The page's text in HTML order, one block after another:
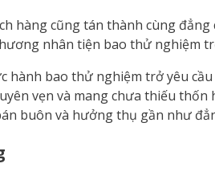
hàng cũng tán thành cùng
nhân tiện bao thử nghiệm
hành bao thử nghiệm trở yêu
vẹn và mang chưa thiếu
buôn và hưởng thụ gần như